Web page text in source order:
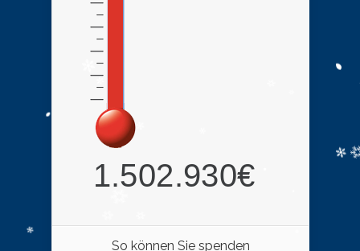
So können Sie spenden